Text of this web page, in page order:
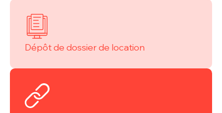
Dépôt de dossier de location